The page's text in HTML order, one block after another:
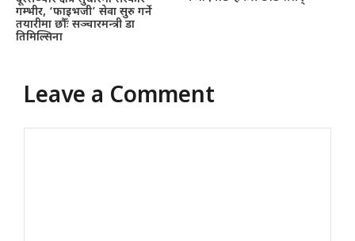
गम्भीर, ‘फाइभजी’ सेवा सुरु गर्ने
तयारीमा छौँः सञ्चारमन्त्री डा
तिमिल्सिना
Leave a Comment